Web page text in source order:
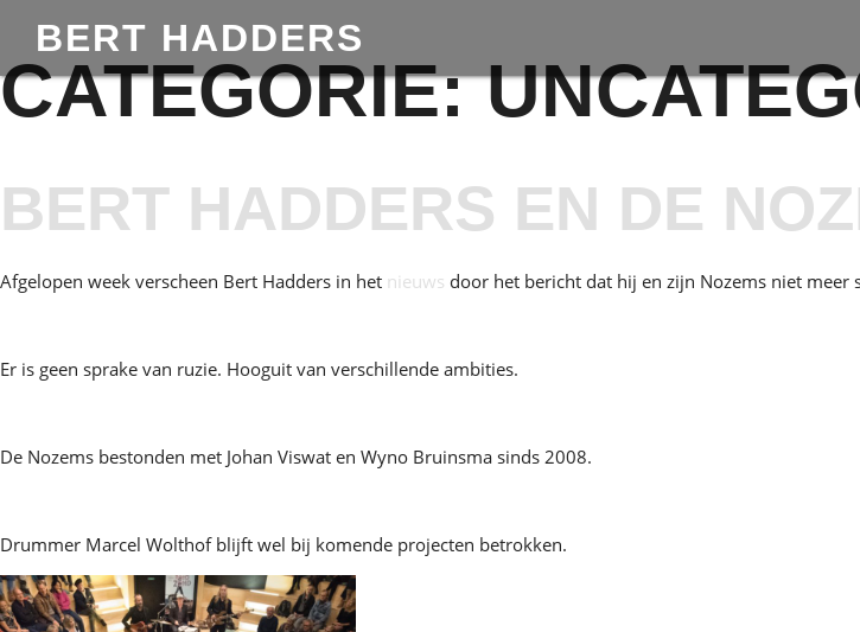
BERT HADDERS
CATEGORIE:
BERT HADDERS EN DE
Afgelopen week verscheen Bert Hadders in het nieuws door het bericht dat hij en zijn Nozems niet meer
Er is geen sprake van ruzie. Hooguit van verschillende ambities.
De Nozems bestonden met Johan Viswat en Wyno Bruinsma sinds 2008.
Drummer Marcel Wolthof blijft wel bij komende projecten betrokken.